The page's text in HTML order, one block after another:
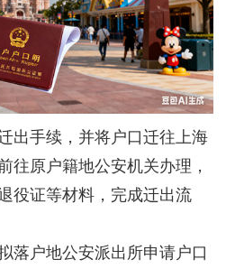
手续，并将户口迁往上海
往原户籍地公安机关办理，
役证等材料，完成迁出流
户地公安派出所申请户口